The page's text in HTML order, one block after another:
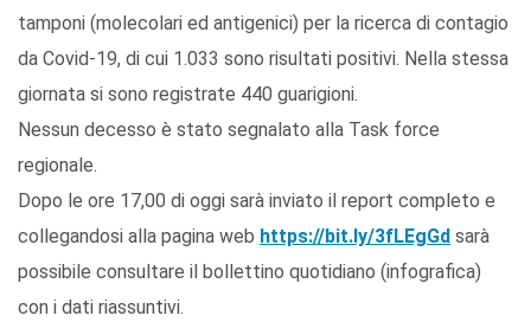
tamponi (molecolari ed antigenici) per la ricerca di contagio
da Covid-19, di cui 1.033 sono risultati positivi. Nella stessa
giornata si sono registrate 440 guarigioni.
Nessun decesso è stato segnalato alla Task force
regionale.
Dopo le ore 17,00 di oggi sarà inviato il report completo e
collegandosi alla pagina web https://bit.ly/3fLEgGd sarà
possibile consultare il bollettino quotidiano (infografica)
con i dati riassuntivi.